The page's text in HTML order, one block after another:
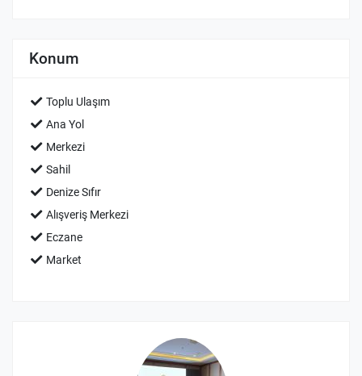
Konum
Toplu Ulaşım
Ana Yol
Merkezi
Sahil
Denize Sıfır
Alışveriş Merkezi
Eczane
Market